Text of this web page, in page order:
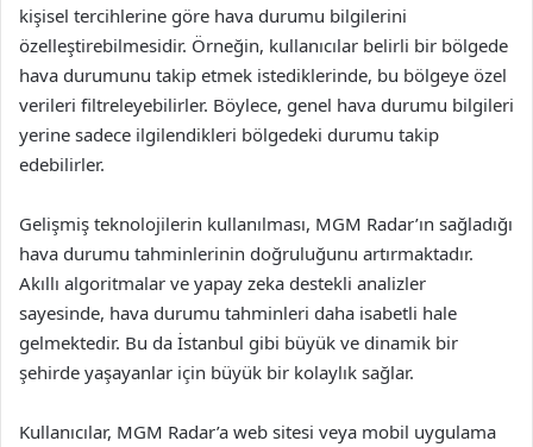
kişisel tercihlerine göre hava durumu bilgilerini
özelleştirebilmesidir. Örneğin, kullanıcılar belirli bir bölgede
hava durumunu takip etmek istediklerinde, bu bölgeye özel
verileri filtreleyebilirler. Böylece, genel hava durumu bilgileri
yerine sadece ilgilendikleri bölgedeki durumu takip
edebilirler.
Gelişmiş teknolojilerin kullanılması, MGM Radar’ın sağladığı
hava durumu tahminlerinin doğruluğunu artırmaktadır.
Akıllı algoritmalar ve yapay zeka destekli analizler
sayesinde, hava durumu tahminleri daha isabetli hale
gelmektedir. Bu da İstanbul gibi büyük ve dinamik bir
şehirde yaşayanlar için büyük bir kolaylık sağlar.
Kullanıcılar, MGM Radar’a web sitesi veya mobil uygulama